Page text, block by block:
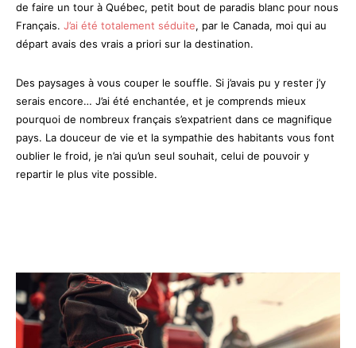
de faire un tour à Québec, petit bout de paradis blanc pour nous
Français. J’ai été totalement séduite, par le Canada, moi qui au
départ avais des vrais a priori sur la destination.
Des paysages à vous couper le souffle. Si j’avais pu y rester j’y
serais encore… J’ai été enchantée, et je comprends mieux
pourquoi de nombreux français s’expatrient dans ce magnifique
pays. La douceur de vie et la sympathie des habitants vous font
oublier le froid, je n’ai qu’un seul souhait, celui de pouvoir y
repartir le plus vite possible.